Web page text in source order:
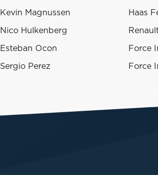
Kevin Magnussen Haas
Nico Hulkenberg
Esteban Ocon Force
Sergio Perez Force